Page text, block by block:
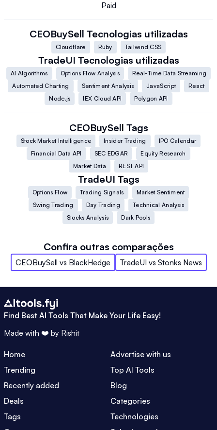
Paid
CEOBuySell Tecnologias utilizadas
Cloudflare Ruby Tailwind CSS
TradeUI Tecnologias utilizadas
AI Algorithms Options Flow Analysis
Real-Time Data Streaming
Automated Charting
Sentiment Analysis JavaScript
React
Node.js
IEX Cloud API Polygon API
CEOBuySell Tags
Stock Market Intelligence Insider Trading
IPO Calendar
Financial Data API
SEC EDGAR
Equity Research
Market Data
REST API
TradeUI Tags
Options Flow Trading Signals
Market Sentiment
Swing Trading
Day Trading
Technical Analysis
Stocks Analysis
Dark Pools
Confira outras comparações
CEOBuySell vs BlackHedge TradeUI vs Stonks News
Find Best AI Tools That Make Your Life Easy!
Made with ❤️ by Rishit
Home
Advertise with us
Trending
Top AI Tools
Recently added
Blog
Deals
Categories
Tags
Technologies